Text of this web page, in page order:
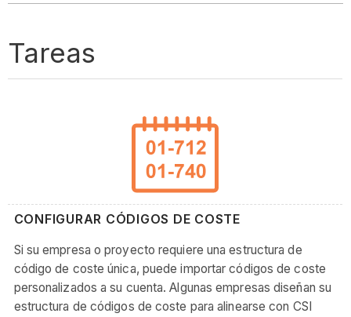
Tareas
CONFIGURAR CÓDIGOS DE COSTE
Si su empresa o proyecto requiere una estructura de
código de coste única, puede importar códigos de coste
personalizados a su cuenta. Algunas empresas diseñan su
estructura de códigos de coste para alinearse con CSI